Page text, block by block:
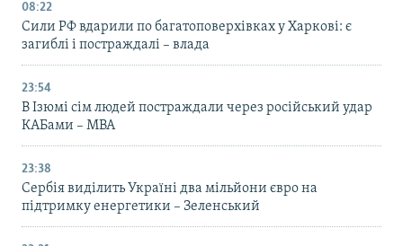
08:22
Сили РФ вдарили по багатоповерхівках у Харкові: є
загиблі і постраждалі – влада
23:54
В Ізюмі сім людей постраждали через російський удар
КАБами – МВА
23:38
Сербія виділить Україні два мільйони євро на
підтримку енергетики – Зеленський